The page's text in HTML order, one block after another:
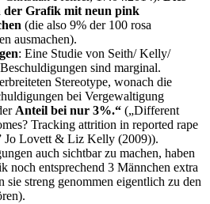
der Grafik mit neun pink
(die also 9% der 100 rosa
ausmachen).
: Eine Studie von Seith/ Kelly/
sind marginal.
Stereotype, wonach die
bei Vergewaltigung
Anteil bei nur 3%.“ („Different
Tracking attrition in reported rape
Jo Lovett & Liz Kelly (2009)).
auch sichtbar zu machen, haben
noch entsprechend 3 Männchen extra
sie streng genommen eigentlich zu den